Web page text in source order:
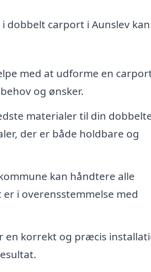
dobbelt carport i Aunslev kan
med at udforme en
og ønsker.
materialer til din
der er både holdbare og
kan håndtere alle
i overensstemmelse med
en korrekt og præcis